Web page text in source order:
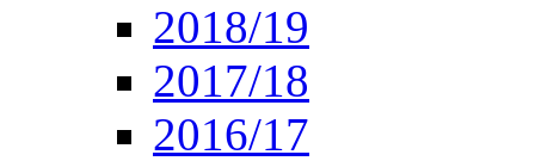
2018/19
2017/18
2016/17